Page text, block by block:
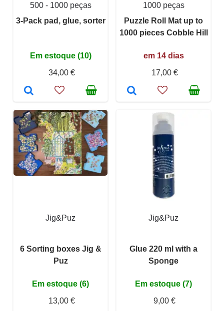
500 - 1000 peças
3-Pack pad, glue, sorter
Em estoque (10)
34,00 €
1000 peças
Puzzle Roll Mat up to
1000 pieces Cobble Hill
em 14 dias
17,00 €
Jig&Puz
6 Sorting boxes Jig &
Puz
Em estoque (6)
13,00 €
Jig&Puz
Glue 220 ml with a
Sponge
Em estoque (7)
9,00 €